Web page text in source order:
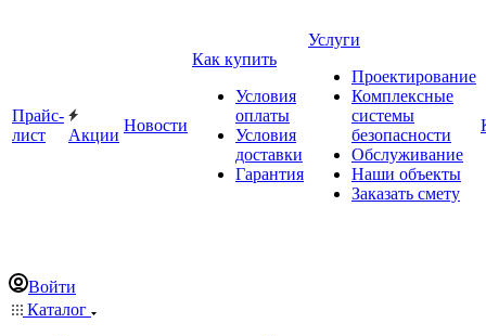
Прайс-
лист
Акции
Новости
Как купить
Условия
оплаты
Условия
доставки
Гарантия
Услуги
Проектирование
Комплексные
системы
безопасности
Обслуживание
Наши объекты
Заказать смету
Войти
Каталог